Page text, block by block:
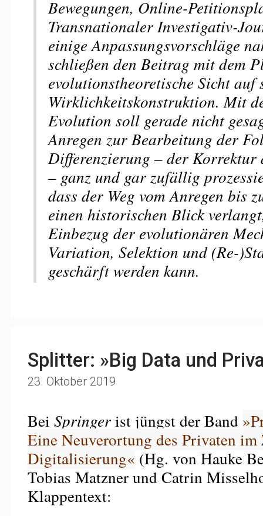
Bewegungen, Online-
Transnationaler Investigativ-
einige Anpassungsvorschläge
schließen den Beitrag mit dem
evolutionstheoretische Sicht auf
Wirklichkeitskonstruktion. Mit
Evolution soll gerade nicht
Anregen zur Bearbeitung der
Differenzierung – der Korrektur
– ganz und gar zufällig
dass der Weg vom Anregen bis
einen historischen Blick
Einbezug der evolutionären
Variation, Selektion und (Re-
geschärft werden kann.
Splitter: »Big Data und
23. Oktober 2019
Bei Springerist jüngst der Band
Eine Neuverortung des Privaten
Digitalisierung« (Hg. von Hauke
Tobias Matzner und Catrin
Klappentext: